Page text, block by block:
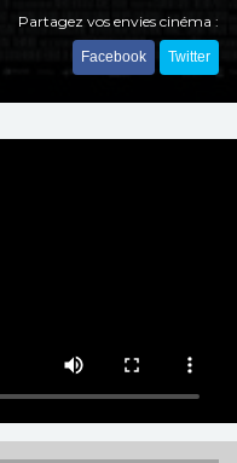
Partagez vos envies cinéma :
Facebook Twitter